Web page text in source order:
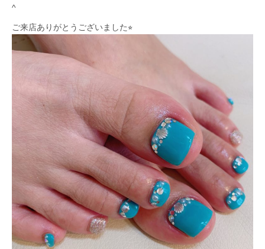
^
ご来店ありがとうございました⭐︎